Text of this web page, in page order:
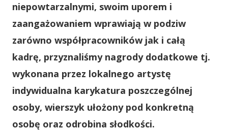
niepowtarzalnymi, swoim uporem i
zaangażowaniem wprawiają w podziw
zarówno współpracowników jak i całą
kadrę, przyznaliśmy nagrody dodatkowe tj.
wykonana przez lokalnego artystę
indywidualna karykatura poszczególnej
osoby, wierszyk ułożony pod konkretną
osobę oraz odrobina słodkości.